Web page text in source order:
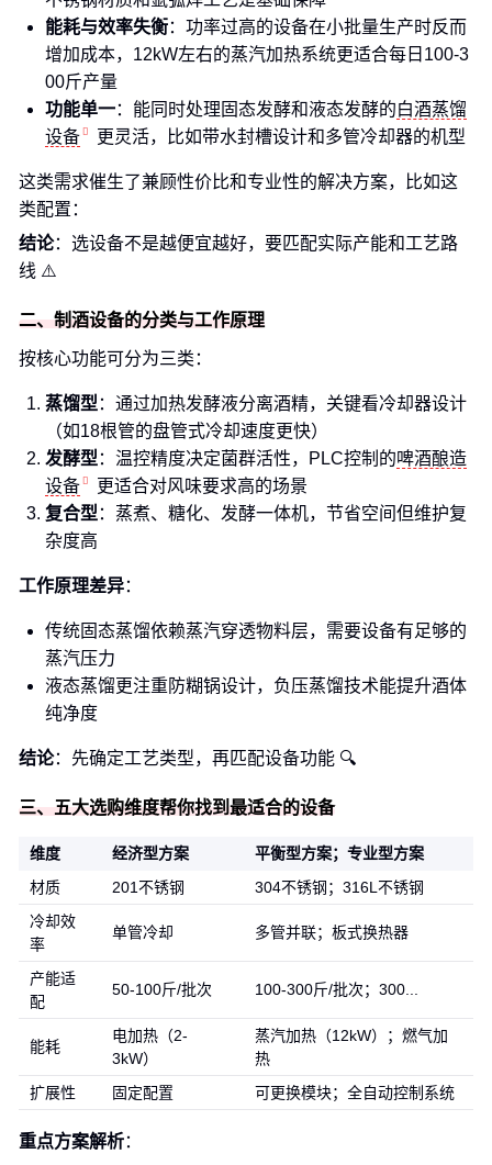
能耗与效率失衡：功率过高的设备在小批量生产时反而
增加成本，12kW左右的蒸汽加热系统更适合每日100-3
00斤产量
功能单一：能同时处理固态发酵和液态发酵的白酒蒸馏
设备
更灵活，比如带水封槽设计和多管冷却器的机型
这类需求催生了兼顾性价比和专业性的解决方案，比如这
类配置：
结论：选设备不是越便宜越好，要匹配实际产能和工艺路
线 ⚠️
二、制酒设备的分类与工作原理
按核心功能可分为三类：
蒸馏型 ：通过加热发酵液分离酒精，关键看冷却器设计
（如18根管的盘管式冷却速度更快）
发酵型 ：温控精度决定菌群活性，PLC控制的啤酒酿造
设备
更适合对风味要求高的场景
复合型 ：蒸煮、糖化、发酵一体机，节省空间但维护复
杂度高
工作原理差异：
传统固态蒸馏依赖蒸汽穿透物料层，需要设备有足够的
蒸汽压力
液态蒸馏更注重防糊锅设计，负压蒸馏技术能提升酒体
纯净度
结论：先确定工艺类型，再匹配设备功能 🔍
三、五大选购维度帮你找到最适合的设备
维度 经济型方案
平衡型方案；专业型方案
材质
201不锈钢
304不锈钢；316L不锈钢
冷却效
率
单管冷却 多管并联；板式换热器
产能适
配
50-100斤/批次 100-300斤/批次；300...
能耗
电加热（2-
3kW）
蒸汽加热（12kW）；燃气加
热
扩展性
固定配置 可更换模块；全自动控制系统
重点方案解析：